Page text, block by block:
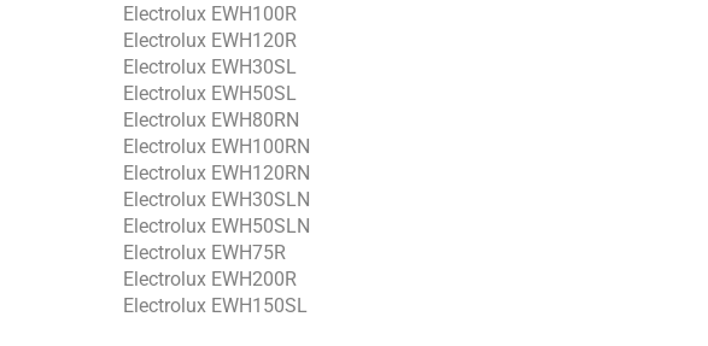
Electrolux EWH100R
Electrolux EWH120R
Electrolux EWH30SL
Electrolux EWH50SL
Electrolux EWH80RN
Electrolux EWH100RN
Electrolux EWH120RN
Electrolux EWH30SLN
Electrolux EWH50SLN
Electrolux EWH75R
Electrolux EWH200R
Electrolux EWH150SL